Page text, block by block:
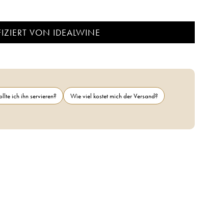
VON IDEALWINE
ich ihn servieren?
Wie viel kostet mich der Versand?